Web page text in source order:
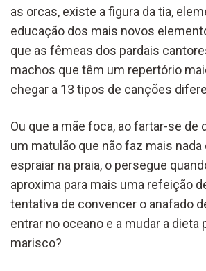
as orcas, existe a figura da tia,
educação dos mais novos
que as fêmeas dos pardais
machos que têm um repertório
chegar a 13 tipos de canções
Ou que a mãe foca, ao fartar-se de
um matulão que não faz mais nada
espraiar na praia, o persegue
aproxima para mais uma refeição
tentativa de convencer o anafado
entrar no oceano e a mudar a dieta
marisco?